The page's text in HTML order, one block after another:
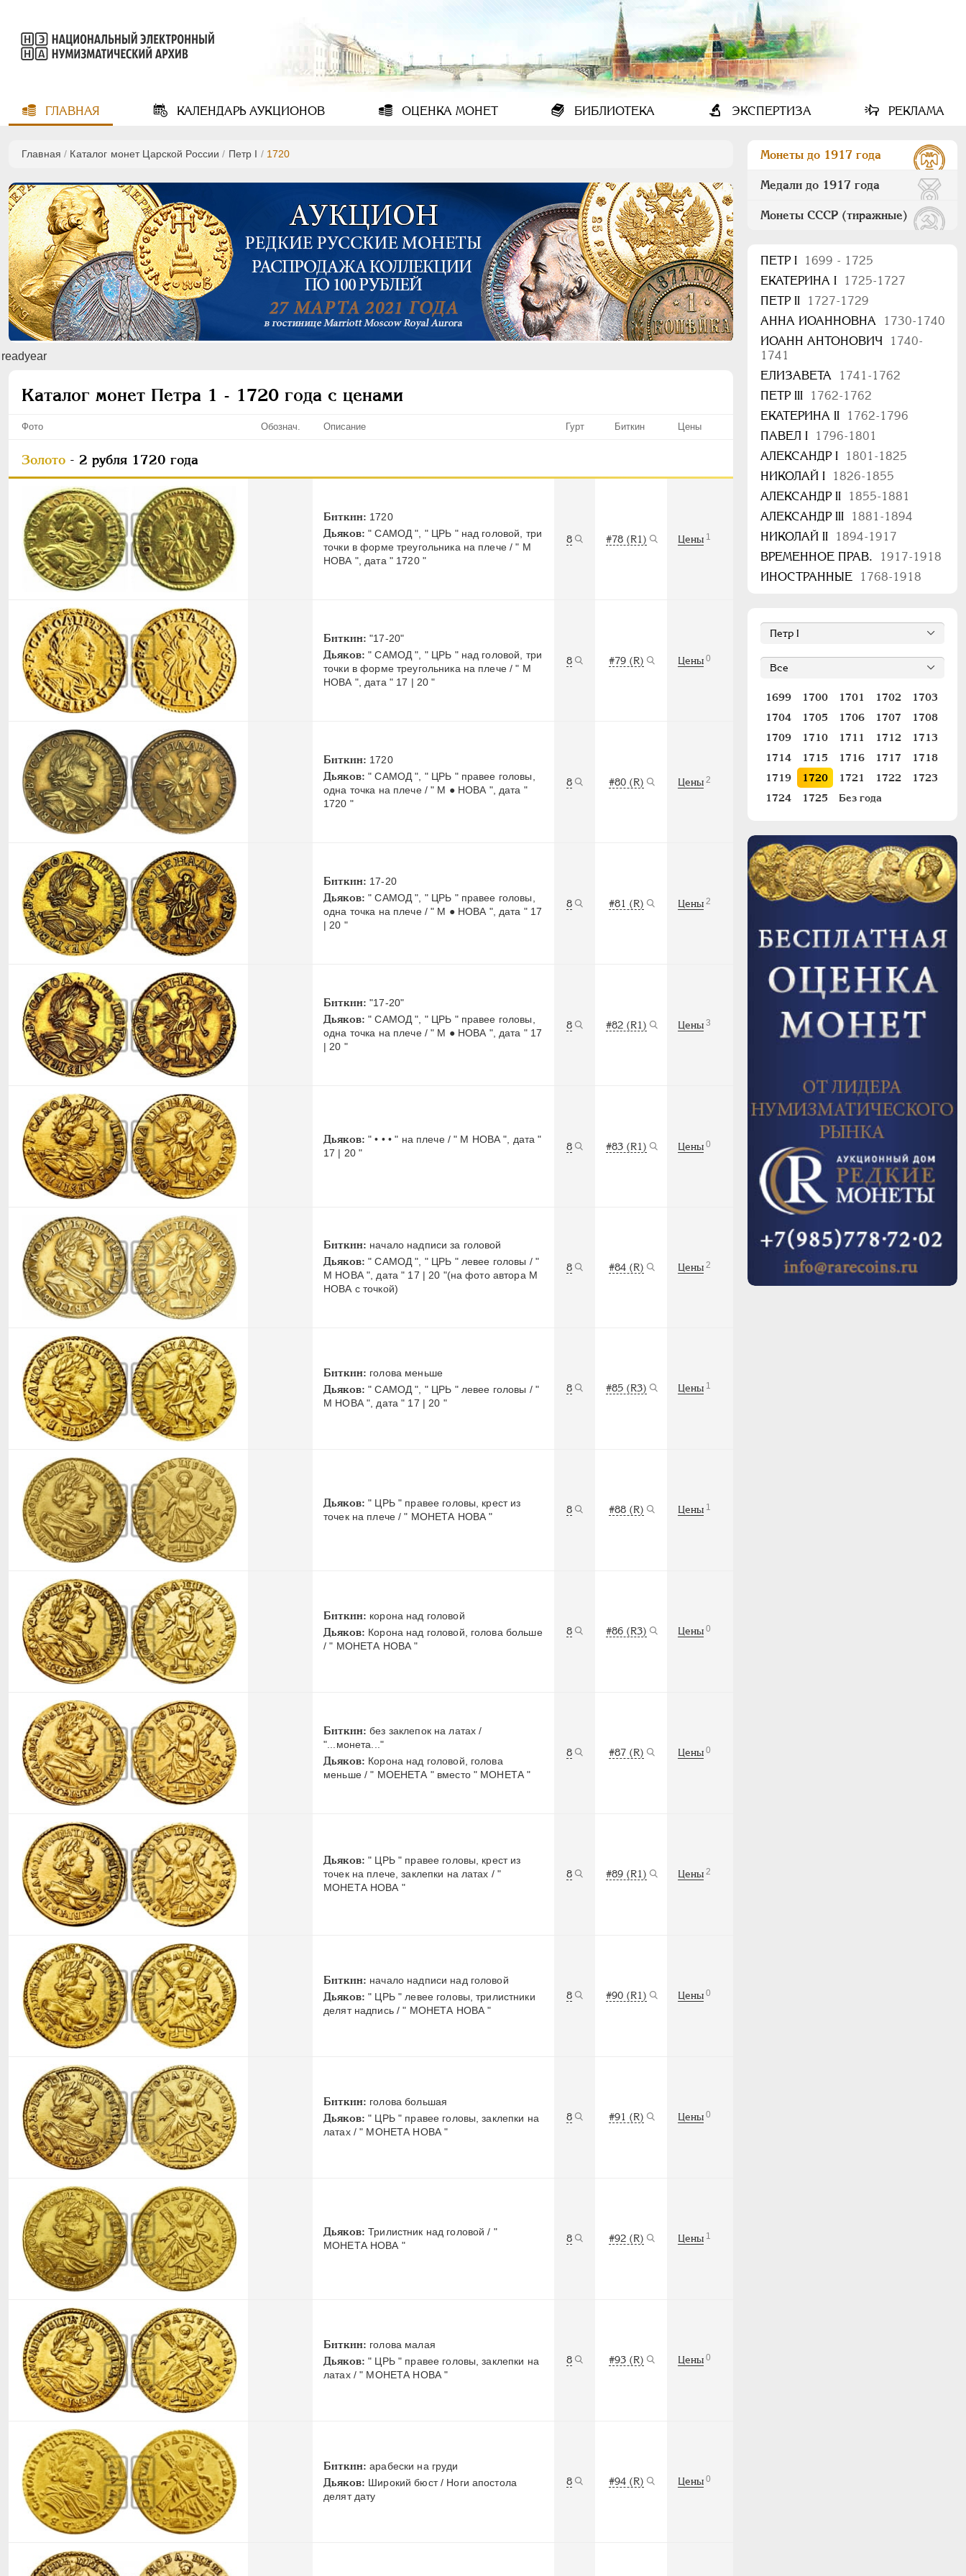
ГЛАВНАЯ КАЛЕНДАРЬАУКЦИОНОВ ОЦЕНКАМОНЕТ БИБЛИОТЕКА ЭКСПЕРТИЗА РЕКЛАМА
Главная / Каталог монет Царской России / Пeтр I / 1720
readyear
Каталог монет Петра 1 - 1720 года с ценами
Фото Обознач. Описание Гурт Биткин Цены
Золото - 2 рубля 1720 года
Биткин: 1720
Дьяков: " САМОД ", " ЦРЬ " над головой, три
точки в форме треугольника на плече / " М
НОВА ", дата " 1720 "
8 #78 (R1) Цены 1
Биткин: "17-20"
Дьяков: " САМОД ", " ЦРЬ " над головой, три
точки в форме треугольника на плече / " М
НОВА ", дата " 17 | 20 "
8 #79 (R) Цены 0
Биткин: 1720
Дьяков: " САМОД ", " ЦРЬ " правее головы,
одна точка на плече / " М ● НОВА ", дата "
1720 "
8 #80 (R) Цены 2
Биткин: 17-20
Дьяков: " САМОД ", " ЦРЬ " правее головы,
одна точка на плече / " М ● НОВА ", дата " 17
| 20 "
8 #81 (R) Цены 2
Биткин: "17-20"
Дьяков: " САМОД ", " ЦРЬ " правее головы,
одна точка на плече / " М ● НОВА ", дата " 17
| 20 "
8 #82 (R1) Цены 3
Дьяков: " • • • " на плече / " М НОВА ", дата "
17 | 20 "
8 #83 (R1) Цены 0
Биткин: начало надписи за головой
Дьяков: " САМОД ", " ЦРЬ " левее головы / "
М НОВА ", дата " 17 | 20 "(на фото автора М
НОВА с точкой)
8 #84 (R) Цены 2
Биткин: голова меньше
Дьяков: " САМОД ", " ЦРЬ " левее головы / "
М НОВА ", дата " 17 | 20 "
8 #85 (R3) Цены 1
Дьяков: " ЦРЬ " правее головы, крест из
точек на плече / " МОНЕТА НОВА "
8 #88 (R) Цены 1
Биткин: корона над головой
Дьяков: Корона над головой, голова больше
/ " МОНЕТА НОВА "
8 #86 (R3) Цены 0
Биткин: без заклепок на латах /
"...монета..."
Дьяков: Корона над головой, голова
меньше / " МОЕНЕТА " вместо " МОНЕТА "
8 #87 (R) Цены 0
Дьяков: " ЦРЬ " правее головы, крест из
точек на плече, заклепки на латах / "
МОНЕТА НОВА "
8 #89 (R1) Цены 2
Биткин: начало надписи над головой
Дьяков: " ЦРЬ " левее головы, трилистники
делят надпись / " МОНЕТА НОВА "
8 #90 (R1) Цены 0
Биткин: голова большая
Дьяков: " ЦРЬ " правее головы, заклепки на
латах / " МОНЕТА НОВА "
8 #91 (R) Цены 0
Дьяков: Трилистник над головой / "
МОНЕТА НОВА "
8 #92 (R) Цены 1
Биткин: голова малая
Дьяков: " ЦРЬ " правее головы, заклепки на
латах / " МОНЕТА НОВА "
8 #93 (R) Цены 0
Биткин: арабески на груди
Дьяков: Широкий бюст / Ноги апостола
делят дату
8 #94 (R) Цены 0
Монеты до 1917 года
Медали до 1917 года
Монеты СССР (тиражные)
ПEТР I
1699 - 1725
ЕКАТЕРИНА I
1725-1727
ПЕТР II
1727-1729
АННА ИОАННОВНА
1730-1740
ИОАНН АНТОНОВИЧ
1740-
1741
ЕЛИЗАВЕТА
1741-1762
ПЕТР III
1762-1762
ЕКАТЕРИНА II
1762-1796
ПАВЕЛ I
1796-1801
АЛЕКСАНДР I
1801-1825
НИКОЛАЙ I
1826-1855
АЛЕКСАНДР II
1855-1881
АЛЕКСАНДР III
1881-1894
НИКОЛАЙ II
1894-1917
ВРЕМЕННОЕ ПРАВ.
1917-1918
ИНОСТРАННЫЕ
1768-1918
1699 1700 1701 1702
1703
1704
1705 1706 1707
1708
1709
1710 1711 1712
1713
1714
1715 1716 1717
1718
1719
1720 1721 1722
1723
1724
1725 Без года